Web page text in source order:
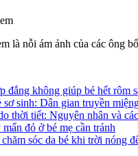
là nỗi ám ảnh của các ông
đắng không giúp bé hết rôm
sơ sinh: Dân gian truyền
thời tiết: Nguyên nhân và
đỏ ở bé mẹ cần tránh
sóc da bé khi trời nóng